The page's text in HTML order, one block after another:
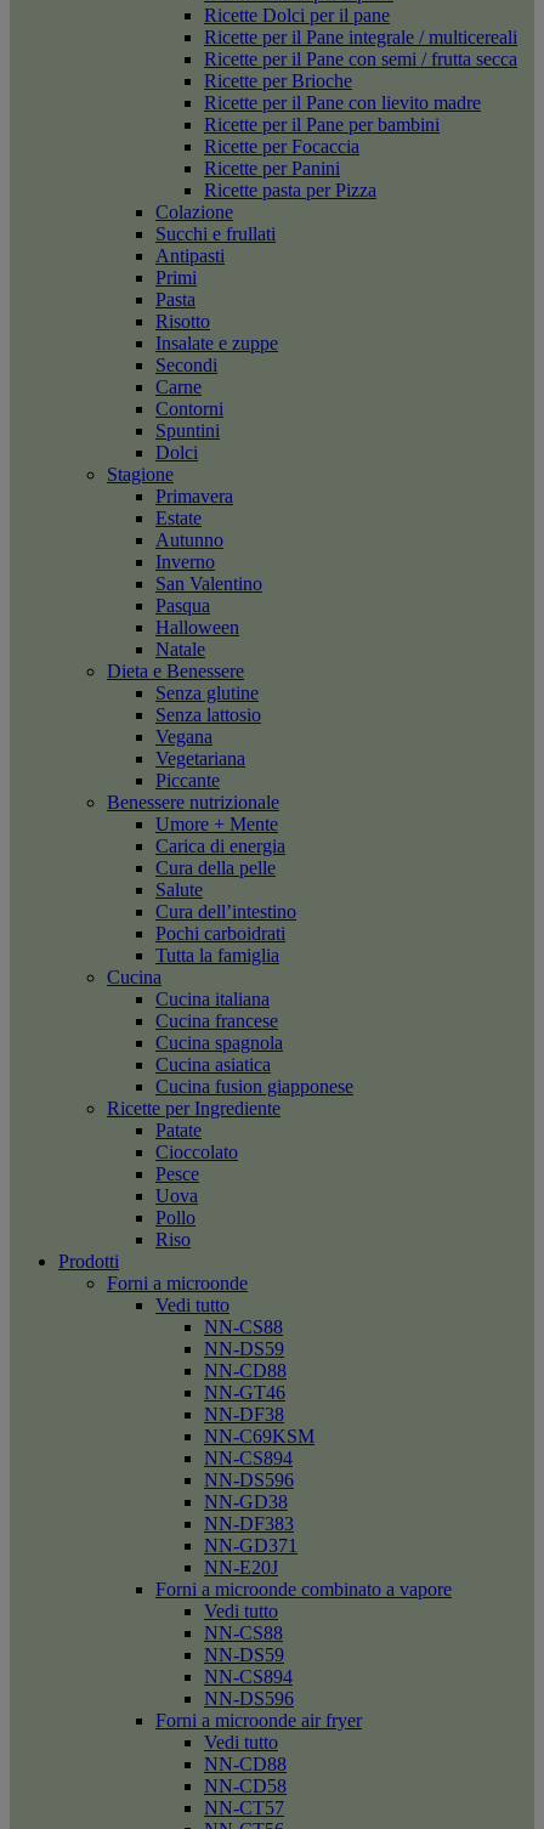
Ricette Dolci per il pane
Ricette per il Pane integrale / multicereali
Ricette per il Pane con semi / frutta secca
Ricette per Brioche
Ricette per il Pane con lievito madre
Ricette per il Pane per bambini
Ricette per Focaccia
Ricette per Panini
Ricette pasta per Pizza
Colazione
Succhi e frullati
Antipasti
Primi
Pasta
Risotto
Insalate e zuppe
Secondi
Carne
Contorni
Spuntini
Dolci
Stagione
Primavera
Estate
Autunno
Inverno
San Valentino
Pasqua
Halloween
Natale
Dieta e Benessere
Senza glutine
Senza lattosio
Vegana
Vegetariana
Piccante
Benessere nutrizionale
Umore + Mente
Carica di energia
Cura della pelle
Salute
Cura dell’intestino
Pochi carboidrati
Tutta la famiglia
Cucina
Cucina italiana
Cucina francese
Cucina spagnola
Cucina asiatica
Cucina fusion giapponese
Ricette per Ingrediente
Patate
Cioccolato
Pesce
Uova
Pollo
Riso
Prodotti
Forni a microonde
Vedi tutto
NN-CS88
NN-DS59
NN-CD88
NN-GT46
NN-DF38
NN-C69KSM
NN-CS894
NN-DS596
NN-GD38
NN-DF383
NN-GD371
NN-E20J
Forni a microonde combinato a vapore
Vedi tutto
NN-CS88
NN-DS59
NN-CS894
NN-DS596
Forni a microonde air fryer
Vedi tutto
NN-CD88
NN-CD58
NN-CT57